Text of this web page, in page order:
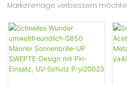
Markenimage verbessern